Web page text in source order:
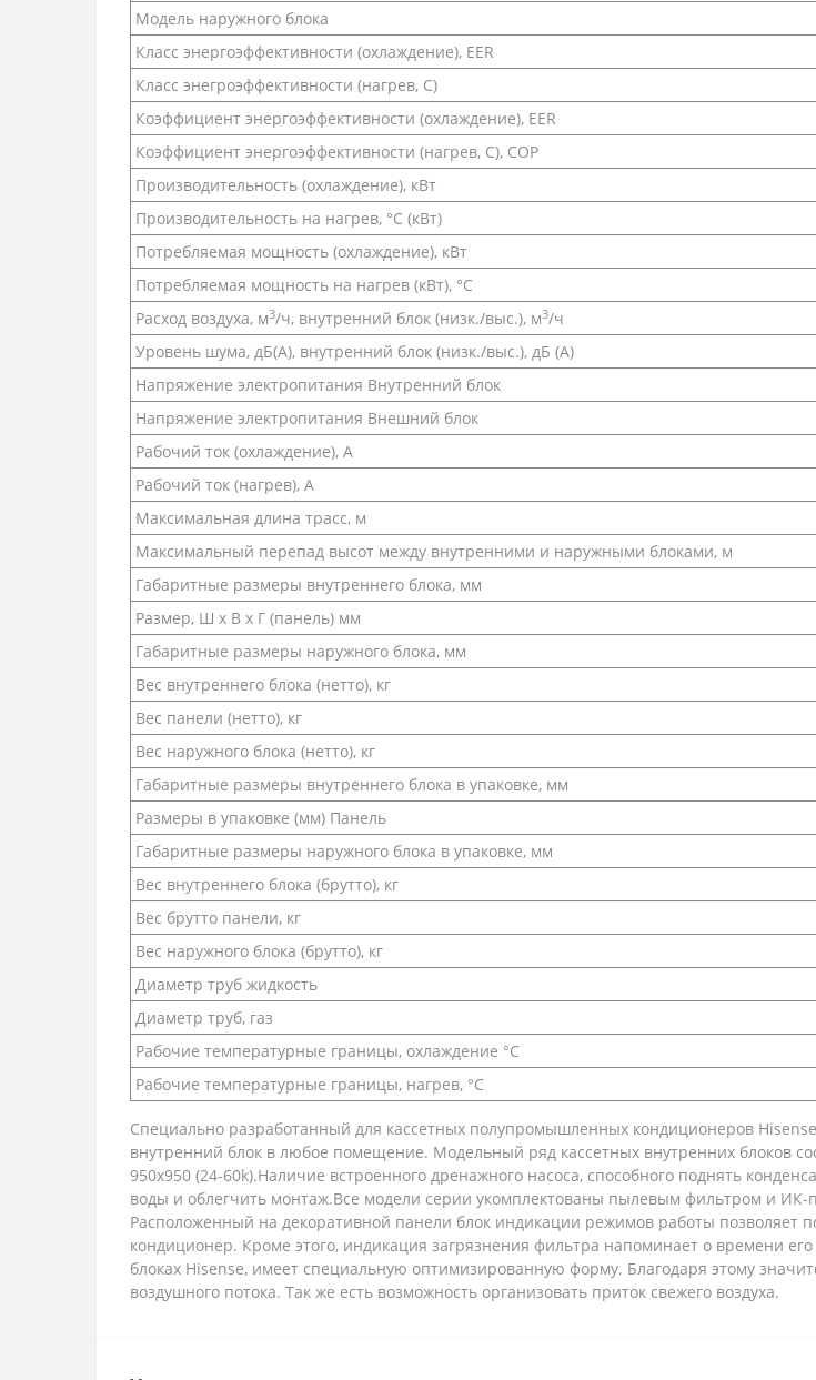
Модель наружного блока
Класс энергоэффективности (охлаждение), EER
Класс энегроэффективности (нагрев, С)
Коэффициент энергоэффективности (охлаждение), EER
Коэффициент энергоэффективности (нагрев, С), COP
Производительность (охлаждение), кВт
Производительность на нагрев, °С (кВт)
Потребляемая мощность (охлаждение), кВт
Потребляемая мощность на нагрев (кВт), °С
Расход воздуха, м3/ч, внутренний блок (низк./выс.), м3/ч
Уровень шума, дБ(A), внутренний блок (низк./выс.), дБ (А)
Напряжение электропитания Внутренний блок
Напряжение электропитания Внешний блок
Рабочий ток (охлаждение), А
Рабочий ток (нагрев), А
Максимальная длина трасс, м
Максимальный перепад высот между внутренними и наружными блоками, м
Габаритные размеры внутреннего блока, мм
Размер, Ш х В х Г (панель) мм
Габаритные размеры наружного блока, мм
Вес внутреннего блока (нетто), кг
Вес панели (нетто), кг
Вес наружного блока (нетто), кг
Габаритные размеры внутреннего блока в упаковке, мм
Размеры в упаковке (мм) Панель
Габаритные размеры наружного блока в упаковке, мм
Вес внутреннего блока (брутто), кг
Вес брутто панели, кг
Вес наружного блока (брутто), кг
Диаметр труб жидкость
Диаметр труб, газ
Рабочие температурные границы, охлаждение °C
Рабочие температурные границы, нагрев, °C
Специально разработанный для кассетных полупромышленных кондиционеров
внутренний блок в любое помещение. Модельный ряд кассетных внутренних блоков
950х950 (24-60k).Наличие встроенного дренажного насоса, способного поднять
воды и облегчить монтаж.Все модели серии укомплектованы пылевым фильтром и
Расположенный на декоративной панели блок индикации режимов работы позволяет
кондиционер. Кроме этого, индикация загрязнения фильтра напоминает о времени
блоках Hisense, имеет специальную оптимизированную форму. Благодаря этому
воздушного потока. Так же есть возможность организовать приток свежего воздуха.